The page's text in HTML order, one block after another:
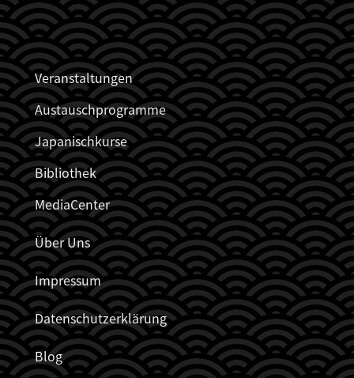
JDZB_FUSSZEILENMENÜ
Veranstaltungen
Austauschprogramme
Japanischkurse
Bibliothek
MediaCenter
Über Uns
Impressum
Datenschutzerklärung
Blog